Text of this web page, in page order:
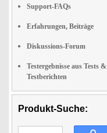
Support-FAQs
Erfahrungen, Beiträge
Diskussions-Forum
Testergebnisse aus Tests &
Testberichten
Produkt-Suche: